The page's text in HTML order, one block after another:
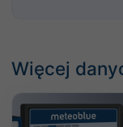
Więcej